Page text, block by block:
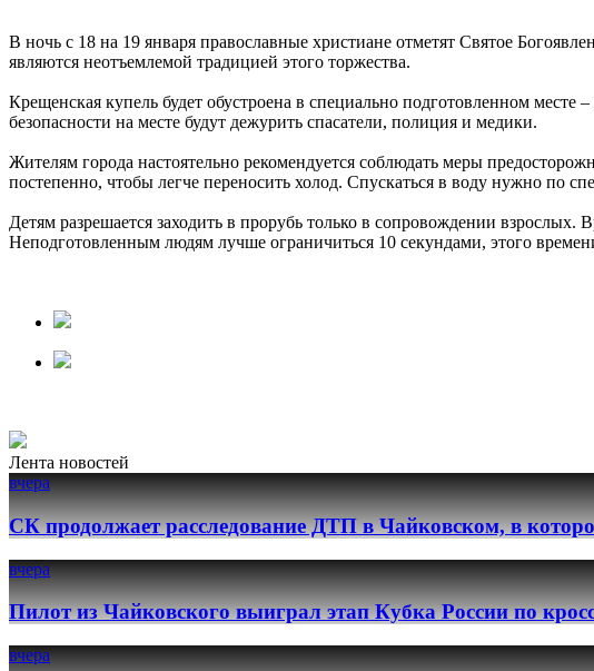
В ночь с 18 на 19 января православные христиане отметят Святое
являются неотъемлемой традицией этого торжества.
Крещенская купель будет обустроена в специально подготовленном
безопасности на месте будут дежурить спасатели, полиция и медики.
Жителям города настоятельно рекомендуется соблюдать меры
постепенно, чтобы легче переносить холод. Спускаться в воду нужно по
Детям разрешается заходить в прорубь только в сопровождении
Неподготовленным людям лучше ограничиться 10 секундами, этого
Лента новостей
вчера
СК продолжает расследование ДТП в Чайковском, в
вчера
Пилот из Чайковского выиграл этап Кубка России по
вчера